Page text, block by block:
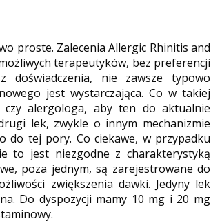
proste. Zalecenia Allergic Rhinitis and
terapeutyków, bez preferencji
nie zawsze typowo
jest wystarczająca. Co w takiej
alergologa, aby ten do aktualnie
lek, zwykle o innym mechanizmie
do tej pory. Co ciekawe, w przypadku
to jest niezgodne z charakterystyką
poza jednym, są zarejestrowane do
zwiększenia dawki. Jedyny lek
Do dyspozycji mamy 10 mg i 20 mg